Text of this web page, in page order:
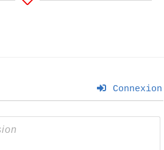
Connexion